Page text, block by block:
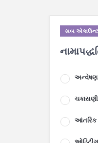
સબ
અન્વેષણ
ચકાસણી
આંતરિક